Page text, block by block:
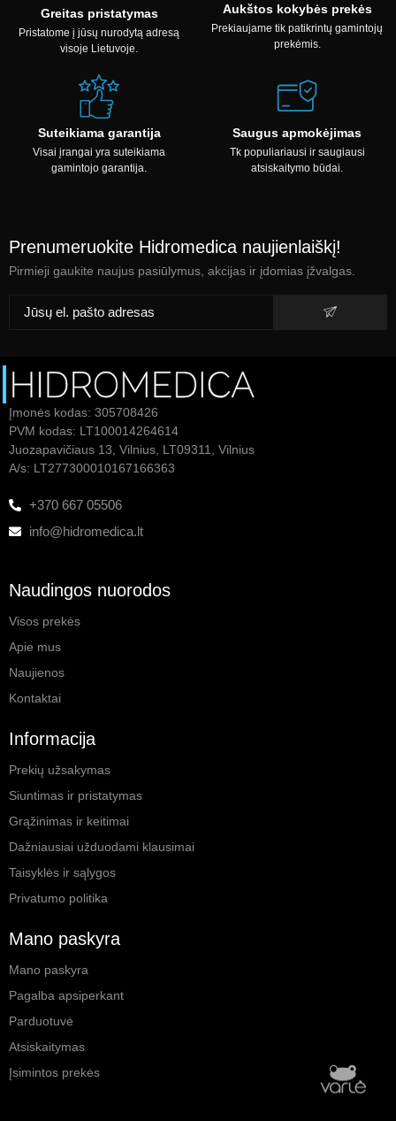
Greitas pristatymas
Pristatome į jūsų nurodytą adresą
visoje Lietuvoje.
Aukštos kokybės prekės
Prekiaujame tik patikrintų gamintojų
prekėmis.
Suteikiama garantija
Visai įrangai yra suteikiama
gamintojo garantija.
Saugus apmokėjimas
Tk populiariausi ir saugiausi
atsiskaitymo būdai.
Prenumeruokite Hidromedica naujienlaiškį!
Pirmieji gaukite naujus pasiūlymus, akcijas ir įdomias įžvalgas.
Įmonės kodas: 305708426
PVM kodas: LT100014264614
Juozapavičiaus 13, Vilnius, LT09311, Vilnius
A/s: LT277300010167166363
+370 667 05506
info@hidromedica.lt
Naudingos nuorodos
Visos prekės
Apie mus
Naujienos
Kontaktai
Informacija
Prekių užsakymas
Siuntimas ir pristatymas
Grąžinimas ir keitimai
Dažniausiai užduodami klausimai
Taisyklės ir sąlygos
Privatumo politika
Mano paskyra
Mano paskyra
Pagalba apsiperkant
Parduotuvė
Atsiskaitymas
Įsimintos prekės